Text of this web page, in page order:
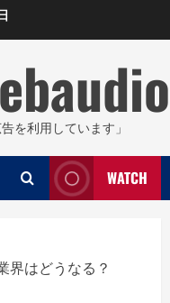
を利用しています」
WATCH
界はどうなる？